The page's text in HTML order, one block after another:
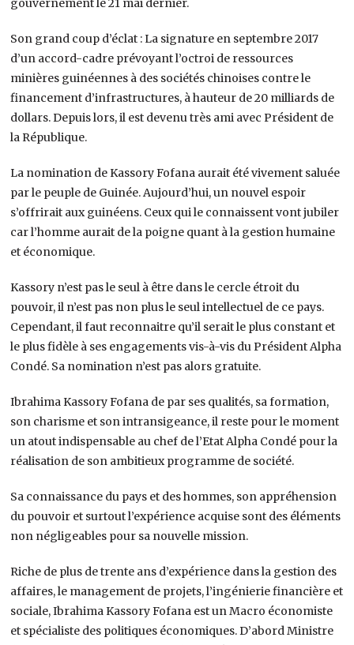
Son grand coup d’éclat : La signature en septembre 2017
d’un accord-cadre prévoyant l’octroi de ressources
minières guinéennes à des sociétés chinoises contre le
financement d’infrastructures, à hauteur de 20 milliards de
dollars. Depuis lors, il est devenu très ami avec Président de
la République.
La nomination de Kassory Fofana aurait été vivement saluée
par le peuple de Guinée. Aujourd’hui, un nouvel espoir
s’offrirait aux guinéens. Ceux qui le connaissent vont jubiler
car l’homme aurait de la poigne quant à la gestion humaine
et économique.
Kassory n’est pas le seul à être dans le cercle étroit du
pouvoir, il n’est pas non plus le seul intellectuel de ce pays.
Cependant, il faut reconnaitre qu’il serait le plus constant et
le plus fidèle à ses engagements vis-à-vis du Président Alpha
Condé. Sa nomination n’est pas alors gratuite.
Ibrahima Kassory Fofana de par ses qualités, sa formation,
son charisme et son intransigeance, il reste pour le moment
un atout indispensable au chef de l’Etat Alpha Condé pour la
réalisation de son ambitieux programme de société.
Sa connaissance du pays et des hommes, son appréhension
du pouvoir et surtout l’expérience acquise sont des éléments
non négligeables pour sa nouvelle mission.
Riche de plus de trente ans d’expérience dans la gestion des
affaires, le management de projets, l’ingénierie financière et
sociale, Ibrahima Kassory Fofana est un Macro économiste
et spécialiste des politiques économiques. D’abord Ministre